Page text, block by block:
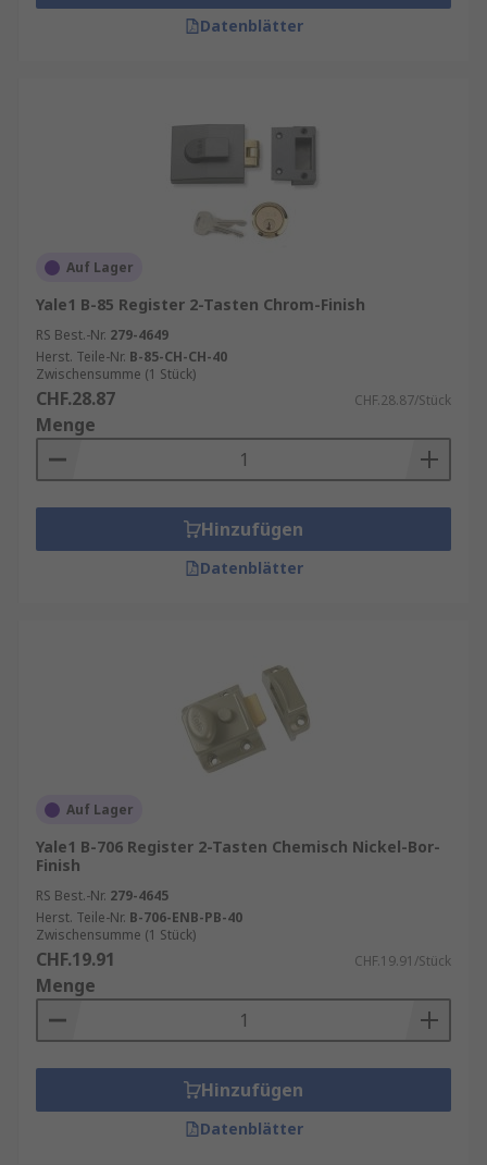
Datenblätter
Auf Lager
Yale1 B-85 Register 2-Tasten Chrom-Finish
RS Best.-Nr. 279-4649
Herst. Teile-Nr. B-85-CH-CH-40
Zwischensumme (1 Stück)
CHF.28.87 CHF.28.87/Stück
Menge
Hinzufügen
Datenblätter
Auf Lager
Yale1 B-706 Register 2-Tasten Chemisch Nickel-Bor-
Finish
RS Best.-Nr. 279-4645
Herst. Teile-Nr. B-706-ENB-PB-40
Zwischensumme (1 Stück)
CHF.19.91 CHF.19.91/Stück
Menge
Hinzufügen
Datenblätter